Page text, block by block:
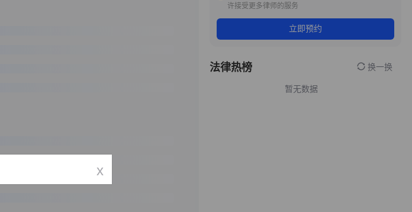
许接受更多律师的服务
立即预约
法律热榜 换一换
暂无数据
x